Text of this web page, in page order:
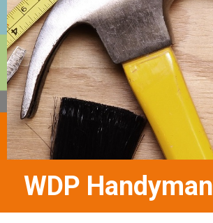
WDP Handyman